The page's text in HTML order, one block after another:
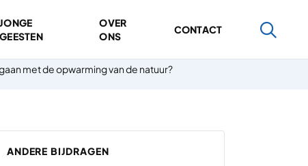
JONGE
GEESTEN
OVER
ONS
CONTACT
met de opwarming van de natuur?
ANDERE BIJDRAGEN